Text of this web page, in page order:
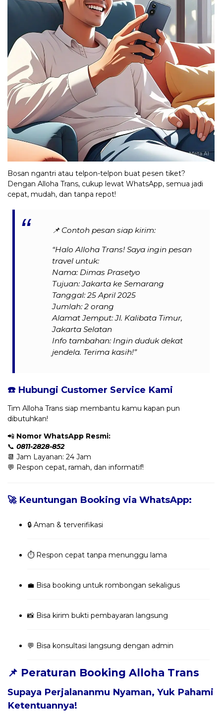
Bosan ngantri atau telpon-telpon buat pesen tiket?
Dengan Alloha Trans, cukup lewat WhatsApp, semua jadi
cepat, mudah, dan tanpa repot!
📌 Contoh pesan siap kirim:
“Halo Alloha Trans! Saya ingin pesan
travel untuk:
Nama: Dimas Prasetyo
Tujuan: Jakarta ke Semarang
Tanggal: 25 April 2025
Jumlah: 2 orang
Alamat Jemput: Jl. Kalibata Timur,
Jakarta Selatan
Info tambahan: Ingin duduk dekat
jendela. Terima kasih!”
☎️ Hubungi Customer Service Kami
Tim Alloha Trans siap membantu kamu kapan pun
dibutuhkan!
📲 Nomor WhatsApp Resmi:
📞 0811-2828-852
📆 Jam Layanan: 24 Jam
💬 Respon cepat, ramah, dan informatif!
🚀 Keuntungan Booking via WhatsApp:
🔒 Aman & terverifikasi
⏱️ Respon cepat tanpa menunggu lama
💼 Bisa booking untuk rombongan sekaligus
📸 Bisa kirim bukti pembayaran langsung
💬 Bisa konsultasi langsung dengan admin
📌 Peraturan Booking Alloha Trans
Supaya Perjalananmu Nyaman, Yuk Pahami
Ketentuannya!